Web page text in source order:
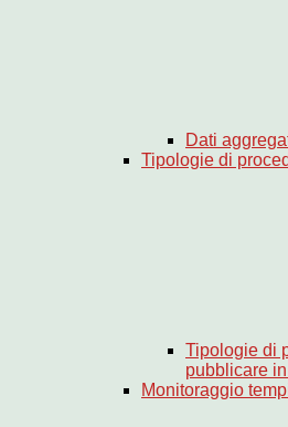
Dati
Tipologie di
Tipologie di
pubblicare
Monitoraggio